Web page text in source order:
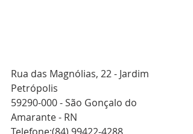
Rua das Magnólias, 22 - Jardim
Petrópolis
59290-000 - São Gonçalo do
Amarante - RN